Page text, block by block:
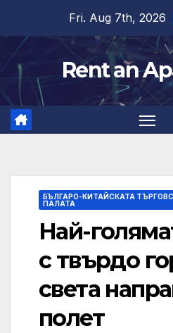
content
Fri. Aug 7th, 2026
Rent an
БЪЛГАРО-КИТАЙСКАТА
ПАЛАТА
Най-
с твърдо
света
полет